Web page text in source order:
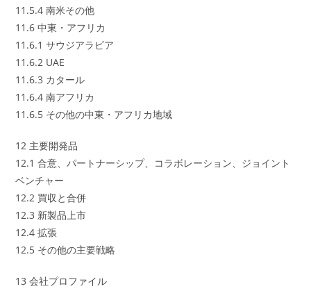
11.5.4 南米その他
11.6 中東・アフリカ
11.6.1 サウジアラビア
11.6.2 UAE
11.6.3 カタール
11.6.4 南アフリカ
11.6.5 その他の中東・アフリカ地域
12 主要開発品
12.1 合意、パートナーシップ、コラボレーション、ジョイント
ベンチャー
12.2 買収と合併
12.3 新製品上市
12.4 拡張
12.5 その他の主要戦略
13 会社プロファイル